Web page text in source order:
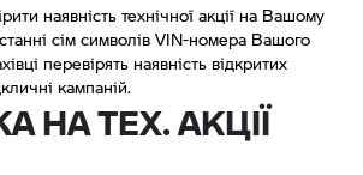
наявність технічної акції на Вашому
сім символів VIN-номера Вашого
перевірять наявність відкритих
кампаній.
НА ТЕХ. АКЦІЇ